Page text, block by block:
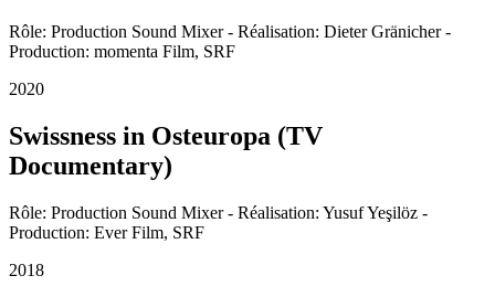
Rôle: Production Sound Mixer - Réalisation: Dieter Gränicher -
Production: momenta Film, SRF
2020
Swissness in Osteuropa (TV
Documentary)
Rôle: Production Sound Mixer - Réalisation: Yusuf Yeşilöz -
Production: Ever Film, SRF
2018